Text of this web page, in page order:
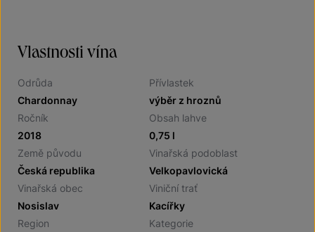
Vlastnosti vína
Odrůda
Chardonnay
Přívlastek
výběr z hroznů
Ročník
2018
Obsah lahve
0,75 l
Země původu
Česká republika
Vinařská podoblast
Velkopavlovická
Vinařská obec
Nosislav
Viniční trať
Kacířky
Region
Kategorie